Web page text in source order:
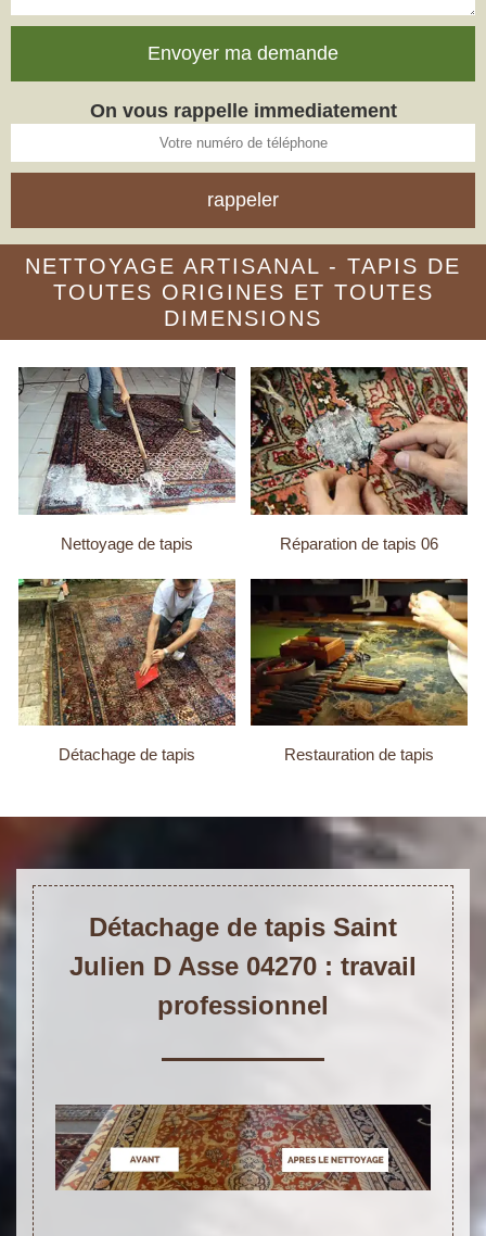
On vous rappelle immediatement
NETTOYAGE ARTISANAL - TAPIS DE
TOUTES ORIGINES ET TOUTES
DIMENSIONS
Nettoyage de tapis Réparation de tapis 06
Détachage de tapis Restauration de tapis
Détachage de tapis Saint
Julien D Asse 04270 : travail
professionnel